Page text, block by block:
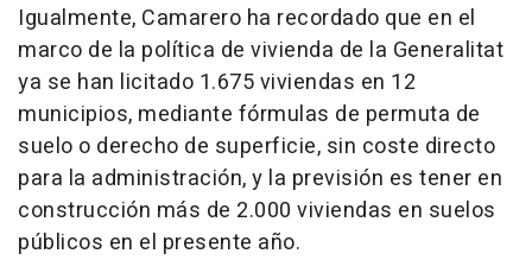
Igualmente, Camarero ha recordado que en el
marco de la política de vivienda de la Generalitat
ya se han licitado 1.675 viviendas en 12
municipios, mediante fórmulas de permuta de
suelo o derecho de superficie, sin coste directo
para la administración, y la previsión es tener en
construcción más de 2.000 viviendas en suelos
públicos en el presente año.